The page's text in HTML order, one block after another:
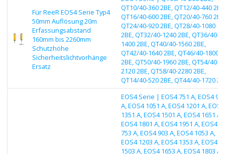
Für ReeR EOS4 Serie Typ4
50mm Auflösung 20m
Erfassungsabstand
160mm bis 2260mm
Schutzhöhe
Sicherheitslichtvorhänge
Ersatz
QT10/40-360 2BE, QT12/40-440
QT16/40-600 2BE, QT20/40-760
QT24/40-920 2BE, QT28/40-1080
2BE, QT32/40-1240 2BE, QT36/40-
1400 2BE, QT40/40-1560 2BE,
QT42/40-1640 2BE, QT46/40-1800
2BE, QT50/40-1960 2BE, QT54/40-
2120 2BE, QT58/40-2280 2BE,
QT14/40-520 2BE, QT44/40-1720
EOS4 Serie | EOS4 751 A, EOS4
A, EOS4 1051 A, EOS4 1201 A, EOS4
1351 A, EOS4 1501 A, EOS4 1651 A,
EOS4 1801 A, EOS4 1951 A, EOS4
753 A, EOS4 903 A, EOS4 1053 A,
EOS4 1203 A, EOS4 1353 A, EOS4
1503 A, EOS4 1653 A, EOS4 1803 A,